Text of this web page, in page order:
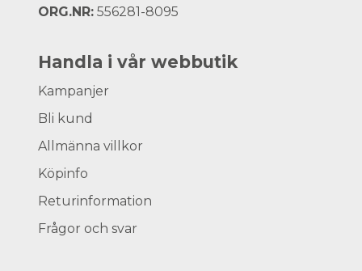
ORG.NR: 556281-8095
Handla i vår webbutik
Kampanjer
Bli kund
Allmänna villkor
Köpinfo
Returinformation
Frågor och svar